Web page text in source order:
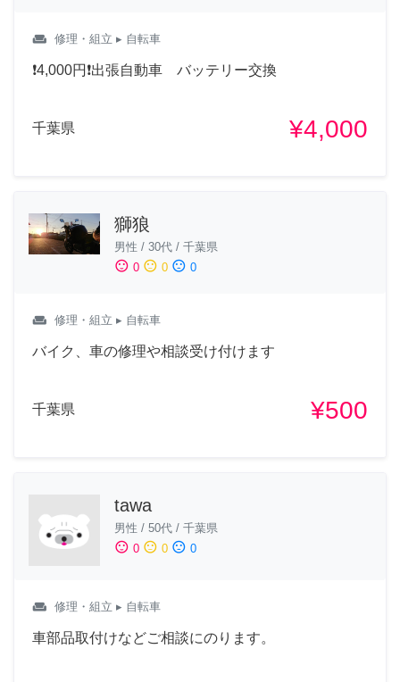
weekend 修理・組立 ▸ 自転車
❗️4,000円❗️出張自動車 バッテリー交換
千葉県 ¥4,000
獅狼
男性 / 30代 / 千葉県
sentiment_satisfied 0 sentiment_neutral 0 sentiment_dissatisfied 0
weekend 修理・組立 ▸ 自転車
バイク、車の修理や相談受け付けます
千葉県 ¥500
tawa
男性 / 50代 / 千葉県
sentiment_satisfied 0 sentiment_neutral 0 sentiment_dissatisfied 0
weekend 修理・組立 ▸ 自転車
車部品取付けなどご相談にのります。